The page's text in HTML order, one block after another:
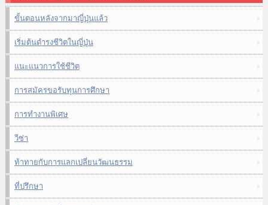
ขั้นตอนหลังจากมาญี่ปุ่นแล้ว
เริ่มต้นดำรงชีวิตในญี่ปุ่น
แนะแนวการใช้ชีวิต
การสมัครขอรับทุนการศึกษา
การทำงานพิเศษ
วีซ่า
ท้าทายกับการแลกเปลี่ยนวัฒนธรรม
ที่ปรึกษา